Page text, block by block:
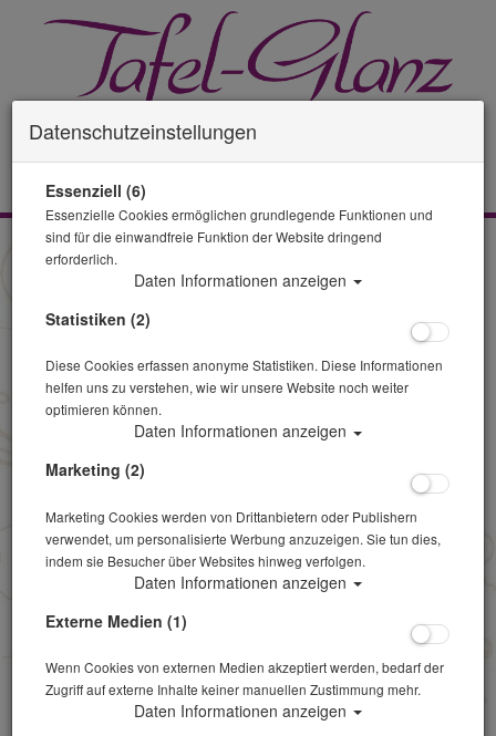
Zurück
Alle Artikel zeigen aus: weitere Textilien
Datenschutzeinstellungen
Essenziell (6)
Essenzielle Cookies ermöglichen grundlegende Funktionen und
sind für die einwandfreie Funktion der Website dringend
erforderlich.
Daten Informationen anzeigen
Statistiken (2)
Diese Cookies erfassen anonyme Statistiken. Diese Informationen
helfen uns zu verstehen, wie wir unsere Website noch weiter
optimieren können.
Daten Informationen anzeigen
Marketing (2)
Marketing Cookies werden von Drittanbietern oder Publishern
verwendet, um personalisierte Werbung anzuzeigen. Sie tun dies,
indem sie Besucher über Websites hinweg verfolgen.
Daten Informationen anzeigen
Externe Medien (1)
Wenn Cookies von externen Medien akzeptiert werden, bedarf der
Zugriff auf externe Inhalte keiner manuellen Zustimmung mehr.
Daten Informationen anzeigen